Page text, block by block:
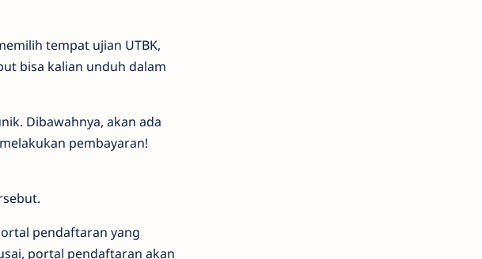
tempat ujian UTBK,
bisa kalian unduh dalam
Dibawahnya, akan ada
pembayaran!
pendaftaran yang
portal pendaftaran akan